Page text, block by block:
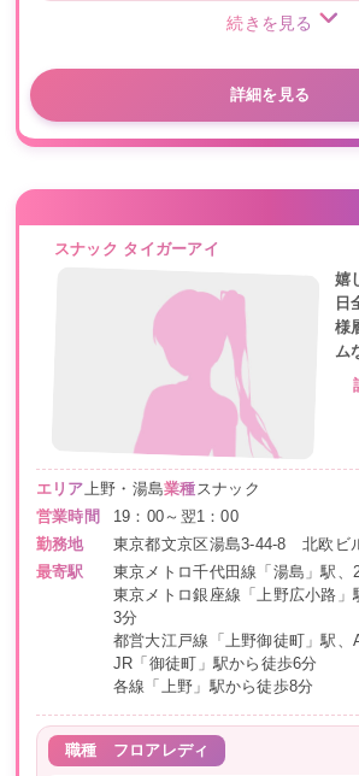
続きを見る
詳細を見る
スナック タイガーアイ
嬉
日
様
ム
エリア上野・湯島業種スナック
営業時間
19：00～翌1：00
勤務地
東京都文京区湯島3-44-8 北欧ビ
最寄駅
東京メトロ千代田線「湯島」駅、
東京メトロ銀座線「上野広小路
3分
都営大江戸線「上野御徒町」駅、
JR「御徒町」駅から徒歩6分
各線「上野」駅から徒歩8分
職種 フロアレディ